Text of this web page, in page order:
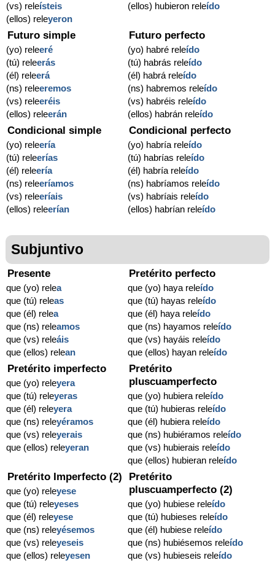
(vs) releísteis
(ellos) releyeron
(ellos) hubieron releído
Futuro simple
(yo) releeré
(tú) releerás
(él) releerá
(ns) releeremos
(vs) releeréis
(ellos) releerán
Futuro perfecto
(yo) habré releído
(tú) habrás releído
(él) habrá releído
(ns) habremos releído
(vs) habréis releído
(ellos) habrán releído
Condicional simple
(yo) releería
(tú) releerías
(él) releería
(ns) releeríamos
(vs) releeríais
(ellos) releerían
Condicional perfecto
(yo) habría releído
(tú) habrías releído
(él) habría releído
(ns) habríamos releído
(vs) habríais releído
(ellos) habrían releído
Subjuntivo
Presente
que (yo) relea
que (tú) releas
que (él) relea
que (ns) releamos
que (vs) releáis
que (ellos) relean
Pretérito perfecto
que (yo) haya releído
que (tú) hayas releído
que (él) haya releído
que (ns) hayamos releído
que (vs) hayáis releído
que (ellos) hayan releído
Pretérito imperfecto
que (yo) releyera
que (tú) releyeras
que (él) releyera
que (ns) releyéramos
que (vs) releyerais
que (ellos) releyeran
Pretérito
pluscuamperfecto
que (yo) hubiera releído
que (tú) hubieras releído
que (él) hubiera releído
que (ns) hubiéramos releído
que (vs) hubierais releído
que (ellos) hubieran releído
Pretérito Imperfecto (2)
que (yo) releyese
que (tú) releyeses
que (él) releyese
que (ns) releyésemos
que (vs) releyeseis
que (ellos) releyesen
Pretérito
pluscuamperfecto (2)
que (yo) hubiese releído
que (tú) hubieses releído
que (él) hubiese releído
que (ns) hubiésemos releído
que (vs) hubieseis releído